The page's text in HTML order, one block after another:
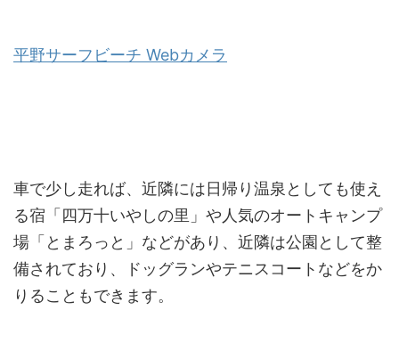
平野サーフビーチ Webカメラ
車で少し走れば、近隣には日帰り温泉としても使え
る宿「四万十いやしの里」や人気のオートキャンプ
場「とまろっと」などがあり、近隣は公園として整
備されており、ドッグランやテニスコートなどをか
りることもできます。